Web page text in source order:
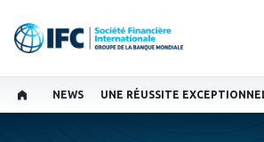
NEWS UNE RÉUSSITE